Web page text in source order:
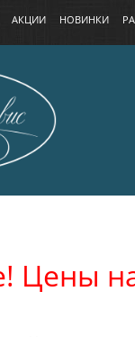
АКЦИИ НОВИНКИ
Цены